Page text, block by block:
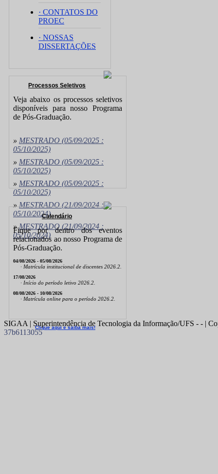
· CONTATOS DO
PROEC
· NOSSAS
DISSERTAÇÕES
Processos Seletivos
Veja abaixo os processos seletivos
disponíveis para nosso Programa
de Pós-Graduação.
» MESTRADO (05/09/2025 :
05/10/2025)
» MESTRADO (05/09/2025 :
05/10/2025)
» MESTRADO (05/09/2025 :
05/10/2025)
»MESTRADO (21/09/2024 :
05/10/2024)
»MESTRADO (21/09/2024 :
05/10/2024)
Calendário
Fique por dentro dos eventos
relacionados ao nosso Programa de
Pós-Graduação.
04/08/2026 - 05/08/2026
· Matrícula institucional de discentes 2026.2.
17/08/2026
· Início do período letivo 2026.2.
08/08/2026 - 10/08/2026
· Matrícula online para o período 2026.2.
Clique aqui e saiba mais!
SIGAA | Superintendência de Tecnologia da Informação/UFS - - |
37b6113055